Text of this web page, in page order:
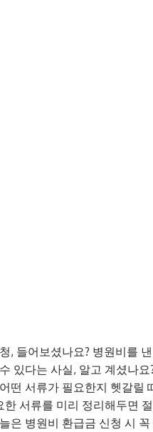
, 들어보셨나요? 병원비를
있다는 사실, 알고 계셨나요
떤 서류가 필요한지 헷갈릴
한 서류를 미리 정리해두면
은 병원비 환급금 신청 시